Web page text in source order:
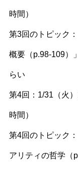
時間）
第3回のトピック
概要（p.98-109）
らい
第4回：1/31（火
時間）
第4回のトピック
アリティの哲学（